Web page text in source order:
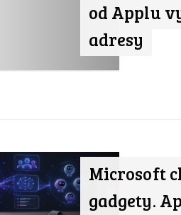
od Applu
adresy
Microsoft
gadgety.